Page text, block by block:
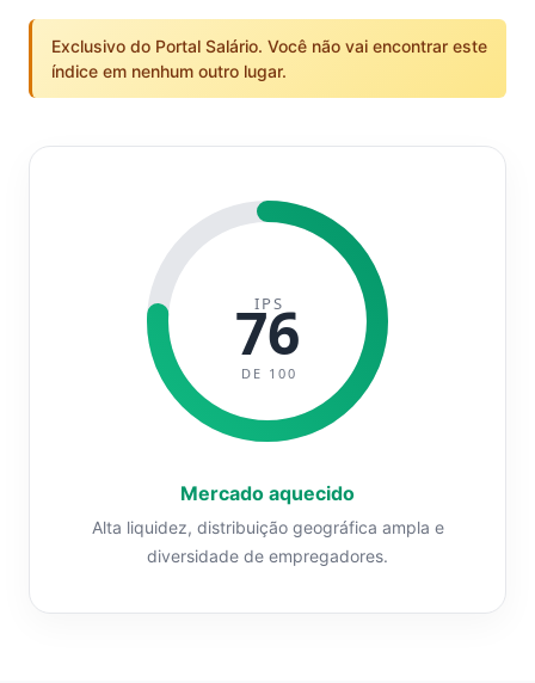
Exclusivo do Portal Salário. Você não vai encontrar este
índice em nenhum outro lugar.
IPS
76
DE 100
Mercado aquecido
Alta liquidez, distribuição geográfica ampla e
diversidade de empregadores.